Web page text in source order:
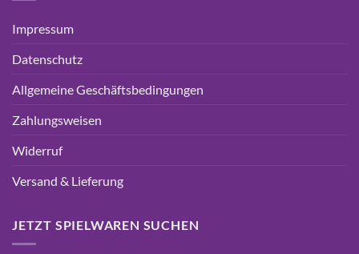
Impressum
Datenschutz
Allgemeine Geschäftsbedingungen
Zahlungsweisen
Widerruf
Versand & Lieferung
JETZT SPIELWAREN SUCHEN